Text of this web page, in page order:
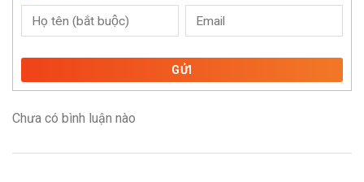
GỬI
Chưa có bình luận nào